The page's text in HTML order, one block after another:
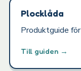
Plocklåda
Produktguide
Till guiden →